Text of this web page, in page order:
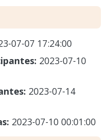
07-07 17:24:00
2023-07-10
2023-07-14
2023-07-10 00:01:00